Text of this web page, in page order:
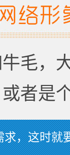
毛，
者是
，这时就